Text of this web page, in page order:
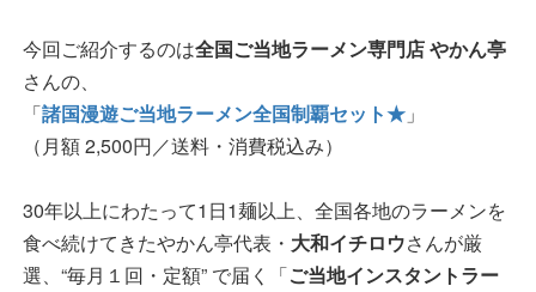
今回ご紹介するのは全国ご当地ラーメン専門店 やかん亭
さんの、
「諸国漫遊ご当地ラーメン全国制覇セット★ 」
（月額 2,500円／送料・消費税込み）
30年以上にわたって1日1麺以上、全国各地のラーメンを
食べ続けてきたやかん亭代表・ 大和イチロウさんが厳
選、“毎月１回・定額” で届く「ご当地インスタントラー